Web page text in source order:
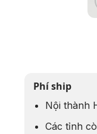
Phí ship
Nội thành
Các tỉnh